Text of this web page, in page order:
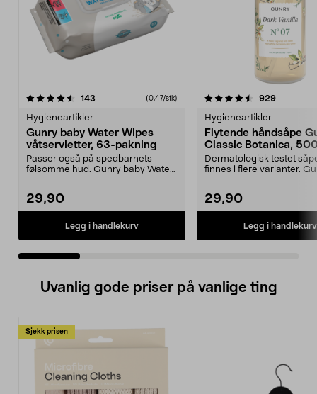
143 (0,47/stk)
Hygieneartikler
Gunry baby Water Wipes
våtservietter, 63-pakning
Passer også på spedbarnets
følsomme hud. Gunry baby Water
29,90
Legg i handlekurv
4.5 av 5 stjerner 929
Hygieneartikler
Flytende håndsåpe
Classic Botanica,
Dermatologisk testet
finnes i flere varianter.
29,90
Legg i handlekurv
4.5 av 5 stjerner
Uvanlig gode priser på vanlige ting
Sjekk prisen